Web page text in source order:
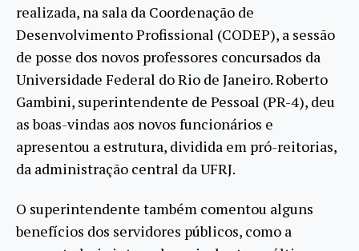
realizada, na sala da Coordenação de
Desenvolvimento Profissional (CODEP), a sessão
de posse dos novos professores concursados da
Universidade Federal do Rio de Janeiro. Roberto
Gambini, superintendente de Pessoal (PR-4), deu
as boas-vindas aos novos funcionários e
apresentou a estrutura, dividida em pró-reitorias,
da administração central da UFRJ.
O superintendente também comentou alguns
benefícios dos servidores públicos, como a